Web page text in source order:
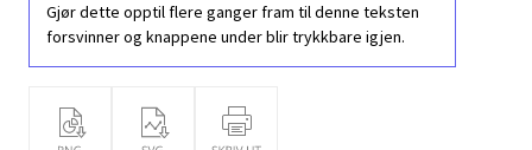
Gjør dette opptil flere ganger fram til denne teksten
forsvinner og knappene under blir trykkbare igjen.